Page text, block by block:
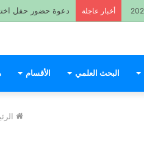
أخبار عاجلة دعوة حضور حفل اختتام
البحث العلمي الأقسام